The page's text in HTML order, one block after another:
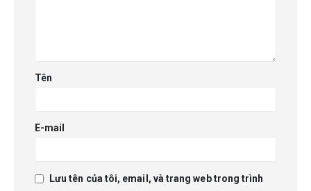
Tên
E-mail
Lưu tên của tôi, email, và trang web trong trình